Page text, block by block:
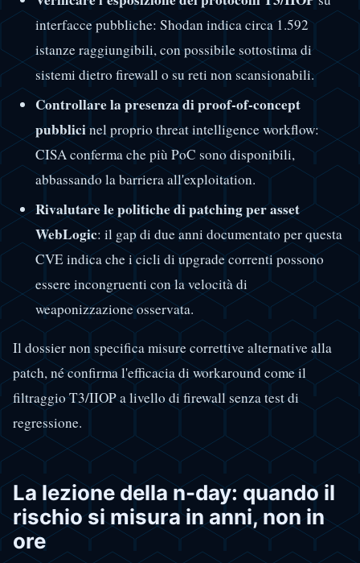
interfacce pubbliche: Shodan indica circa 1.592
istanze raggiungibili, con possibile sottostima di
sistemi dietro firewall o su reti non scansionabili.
Controllare la presenza di proof-of-concept
pubblicinel proprio threat intelligence workflow:
CISA conferma che più PoC sono disponibili,
abbassando la barriera all'exploitation.
Rivalutare le politiche di patching per asset
WebLogic: il gap di due anni documentato per questa
CVE indica che i cicli di upgrade correnti possono
essere incongruenti con la velocità di
weaponizzazione osservata.
Il dossier non specifica misure correttive alternative alla
patch, né confirma l'efficacia di workaround come il
filtraggio T3/IIOP a livello di firewall senza test di
regressione.
La lezione della n-day: quando il
rischio si misura in anni, non in
ore